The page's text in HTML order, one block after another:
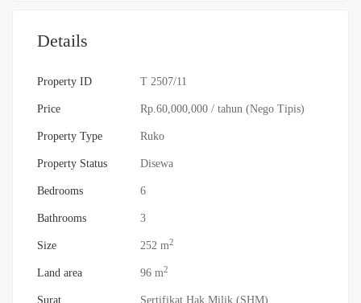
Details
Property ID T 2507/11
Price Rp.60,000,000 / tahun (Nego Tipis)
Property Type Ruko
Property Status Disewa
Bedrooms 6
Bathrooms 3
Size 252 m2
Land area 96 m2
Surat Sertifikat Hak Milik (SHM)